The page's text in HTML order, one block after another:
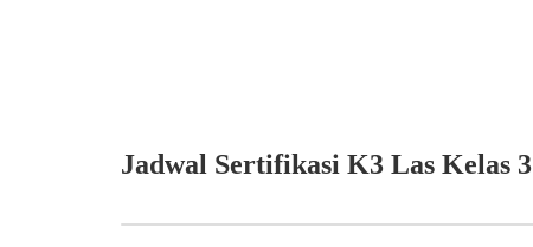
Jadwal Sertifikasi K3 Las Kelas 3